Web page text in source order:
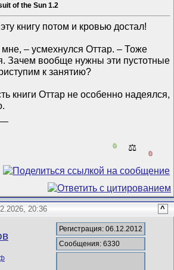
of the Sun 1.2
книгу потом и кровью достал!
мне, – усмехнулся Оттар. – Тоже
Зачем вообще нужны эти пустотные
к занятию?
книги Оттар не особенно надеялся,
0 ⚖️
0
20:36 ^
Регистрация: 06.12.2012
Сообщения: 6330